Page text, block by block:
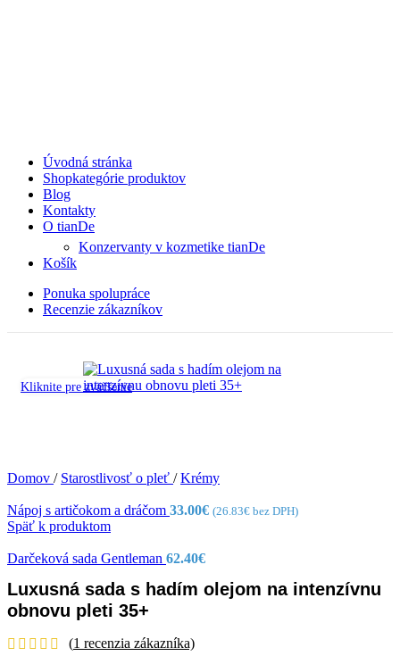
Úvodná stránka
Shopkategórie produktov
Blog
Kontakty
O tianDe
Konzervanty v kozmetike tianDe
Košík
Ponuka spolupráce
Recenzie zákazníkov
Kliknite pre zväčšenie
Domov / Starostlivosť o pleť / Krémy
Nápoj s artičokom a dráčom 33.00€ (26.83€ bez DPH)
Späť k produktom
Darčeková sada Gentleman 62.40€
Luxusná sada s hadím olejom na intenzívnu
obnovu pleti 35+
(1 recenzia zákazníka)